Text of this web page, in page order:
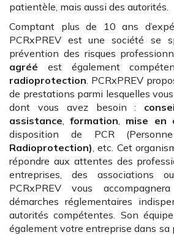
patientèle, mais aussi des autorités.
Comptant plus de 10 ans
PCRxPREV est une société se
prévention des risques
agréé est également
radioprotection. PCRxPREV
de prestations parmi lesquelles
dont vous avez besoin :
assistance,formation, mise en
disposition de PCR
Radioprotection), etc. Cet
répondre aux attentes des
entreprises, des associations
PCRxPREV vous
démarches réglementaires
autorités compétentes. Son
également votre entreprise dans sa